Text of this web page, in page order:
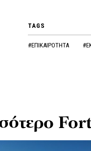
TAGS
#ΕΠΙΚΑΙΡΟΤΗΤΑ